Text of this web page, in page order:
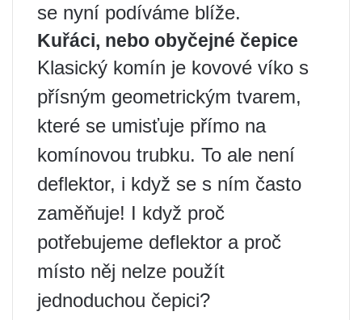
se nyní podíváme blíže.
Kuřáci, nebo obyčejné čepice
Klasický komín je kovové víko s
přísným geometrickým tvarem,
které se umisťuje přímo na
komínovou trubku. To ale není
deflektor, i když se s ním často
zaměňuje! I když proč
potřebujeme deflektor a proč
místo něj nelze použít
jednoduchou čepici?